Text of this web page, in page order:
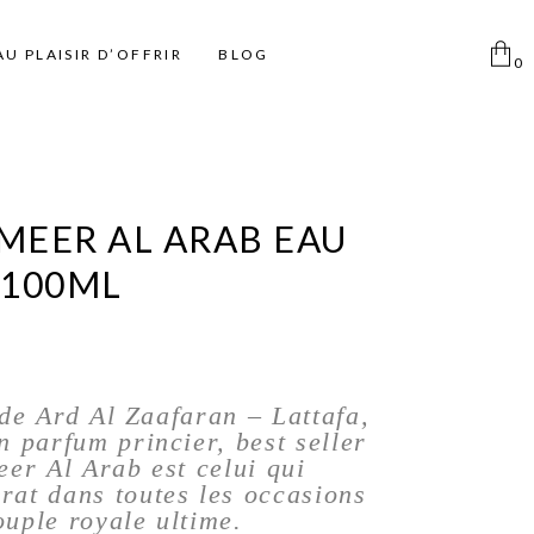
Femme
Homme
Enfant
Pinceaux
Pinceaux Individuels
Ki pinceaux
Miroirs
Disque coton
Taille Crayon
Trousse
Déodorants Spray
Déodorant Roll on et Stick
PLAISIR D’OFFRIR BLOG 0
AL ARAB EAU
Ard Al Zaafaran – Lattafa,
parfum princier, best seller
Al Arab est celui qui
dans toutes les occasions
royale ultime.